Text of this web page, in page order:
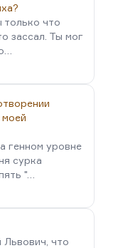
только что
зассал. Ты мог
генном уровне
сурка
"…
Львович, что